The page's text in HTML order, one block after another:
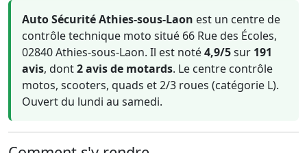
Auto Sécurité Athies-sous-Laon est un centre de
contrôle technique moto situé 66 Rue des Écoles,
02840 Athies-sous-Laon. Il est noté4,9/5sur 191
avis, dont2 avis de motards. Le centre contrôle
motos, scooters, quads et 2/3 roues (catégorie L).
Ouvert du lundi au samedi.